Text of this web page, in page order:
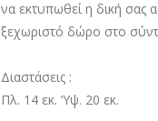
να εκτυπωθεί η δική σας
ξεχωριστό δώρο στο
Διαστάσεις :
Πλ. 14 εκ. ‘Υψ. 20 εκ.